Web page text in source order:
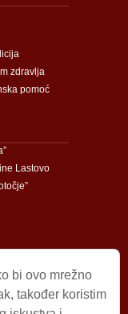
zdravlja
pomoć
Lastovo
bi ovo mrežno
također koristim